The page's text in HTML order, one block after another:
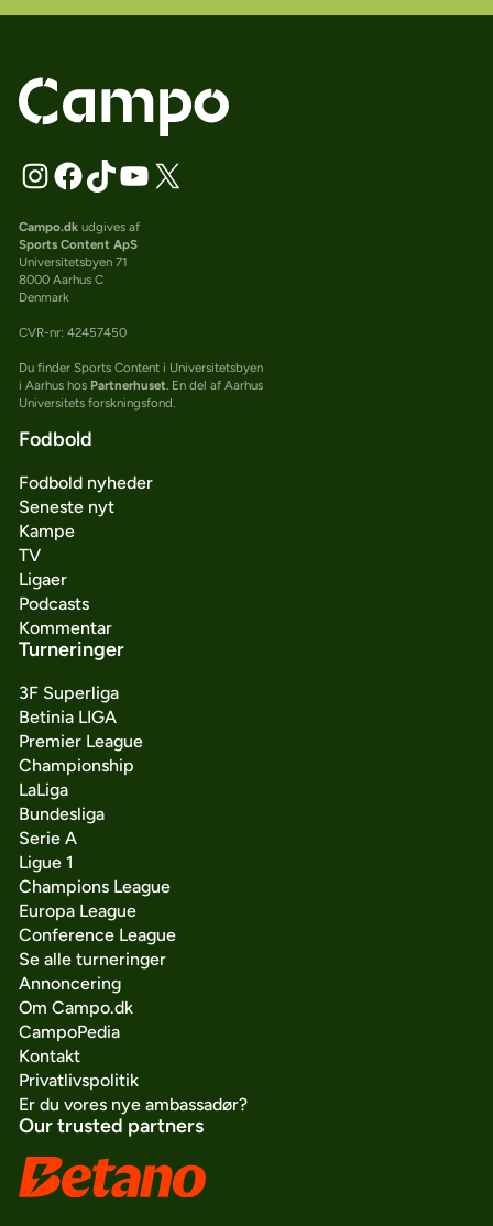
Campo.dkudgives af
Sports Content ApS
Universitetsbyen 71
8000 Aarhus C
Denmark
CVR-nr: 42457450
Du finder Sports Content i Universitetsbyen
i Aarhus hos Partnerhuset. En del af Aarhus
Universitets forskningsfond.
Fodbold
Fodbold nyheder
Seneste nyt
Kampe
TV
Ligaer
Podcasts
Kommentar
Turneringer
3F Superliga
Betinia LIGA
Premier League
Championship
LaLiga
Bundesliga
Serie A
Ligue 1
Champions League
Europa League
Conference League
Se alle turneringer
Annoncering
Om Campo.dk
CampoPedia
Kontakt
Privatlivspolitik
Er du vores nye ambassadør?
Our trusted partners